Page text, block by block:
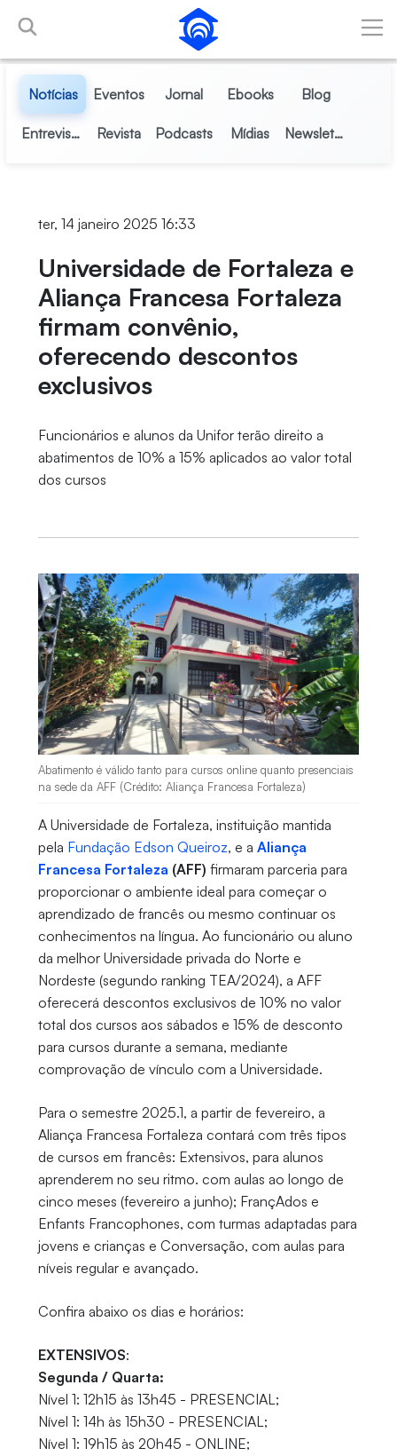
Pular para o Conteúdo principal
Notícias Eventos Jornal Ebooks Blog
Entrevistas Revista Podcasts Mídias Newsletter
ter, 14 janeiro 2025 16:33
Universidade de Fortaleza e
Aliança Francesa Fortaleza
firmam convênio,
oferecendo descontos
exclusivos
Funcionários e alunos da Unifor terão direito a
abatimentos de 10% a 15% aplicados ao valor total
dos cursos
Abatimento é válido tanto para cursos online quanto presenciais
na sede da AFF (Crédito: Aliança Francesa Fortaleza)
A Universidade de Fortaleza, instituição mantida
pela Fundação Edson Queiroz, e a Aliança
Francesa Fortaleza (AFF) firmaram parceria para
proporcionar o ambiente ideal para começar o
aprendizado de francês ou mesmo continuar os
conhecimentos na língua. Ao funcionário ou aluno
da melhor Universidade privada do Norte e
Nordeste (segundo ranking TEA/2024), a AFF
oferecerá descontos exclusivos de 10% no valor
total dos cursos aos sábados e 15% de desconto
para cursos durante a semana, mediante
comprovação de vínculo com a Universidade.
Para o semestre 2025.1, a partir de fevereiro, a
Aliança Francesa Fortaleza contará com três tipos
de cursos em francês: Extensivos, para alunos
aprenderem no seu ritmo. com aulas ao longo de
cinco meses (fevereiro a junho); FrançAdos e
Enfants Francophones, com turmas adaptadas para
jovens e crianças e Conversação, com aulas para
níveis regular e avançado.
Confira abaixo os dias e horários:
EXTENSIVOS:
Segunda / Quarta:
Nível 1: 12h15 às 13h45 - PRESENCIAL;
Nível 1: 14h às 15h30 - PRESENCIAL;
Nível 1: 19h15 às 20h45 - ONLINE;